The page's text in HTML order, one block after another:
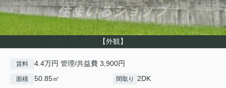
【外観】
賃料 4.4万円 管理/共益費 3,900円
面積 50.85㎡ 間取り 2DK